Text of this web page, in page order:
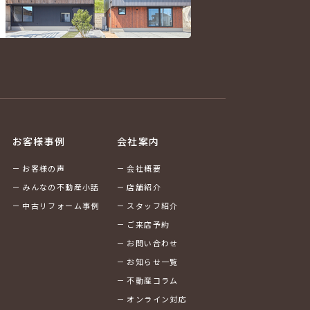
お客様事例
お客様の声
みんなの不動産小話
中古リフォーム事例
会社案内
会社概要
店舗紹介
スタッフ紹介
ご来店予約
お問い合わせ
お知らせ一覧
不動産コラム
オンライン対応